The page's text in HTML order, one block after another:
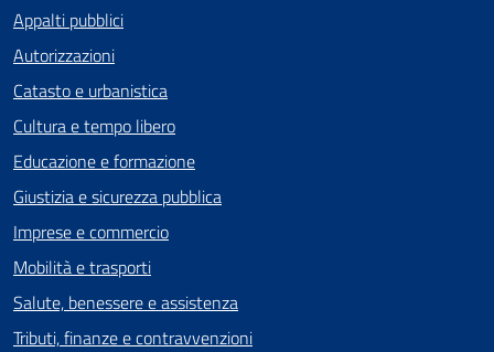
Appalti pubblici
Autorizzazioni
Catasto e urbanistica
Cultura e tempo libero
Educazione e formazione
Giustizia e sicurezza pubblica
Imprese e commercio
Mobilità e trasporti
Salute, benessere e assistenza
Tributi, finanze e contravvenzioni